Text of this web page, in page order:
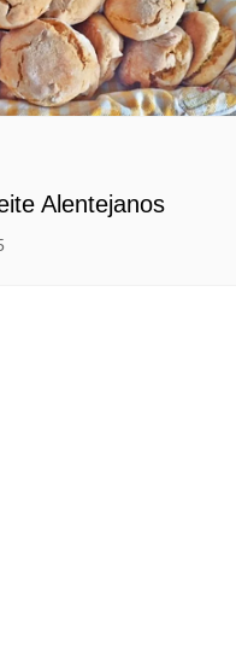
Alentejanos